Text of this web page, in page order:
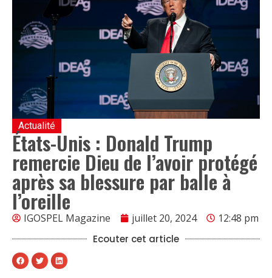
Actualité
États-Unis : Donald Trump
remercie Dieu de l’avoir protégé
après sa blessure par balle à
l’oreille
IGOSPEL Magazine juillet 20, 2024 12:48 pm
Ecouter cet article